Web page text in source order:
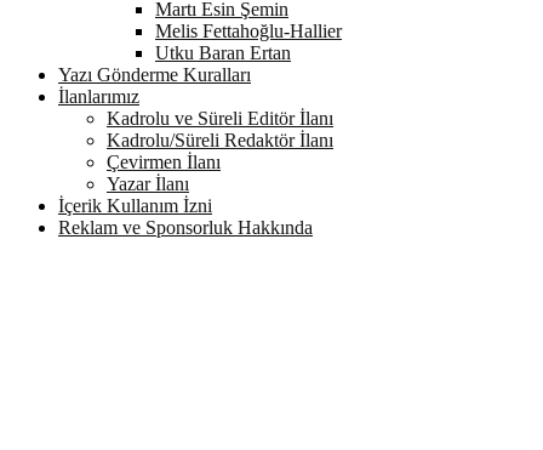
Martı Esin Şemin
Melis Fettahoğlu-Hallier
Utku Baran Ertan
Yazı Gönderme Kuralları
İlanlarımız
Kadrolu ve Süreli Editör İlanı
Kadrolu/Süreli Redaktör İlanı
Çevirmen İlanı
Yazar İlanı
İçerik Kullanım İzni
Reklam ve Sponsorluk Hakkında